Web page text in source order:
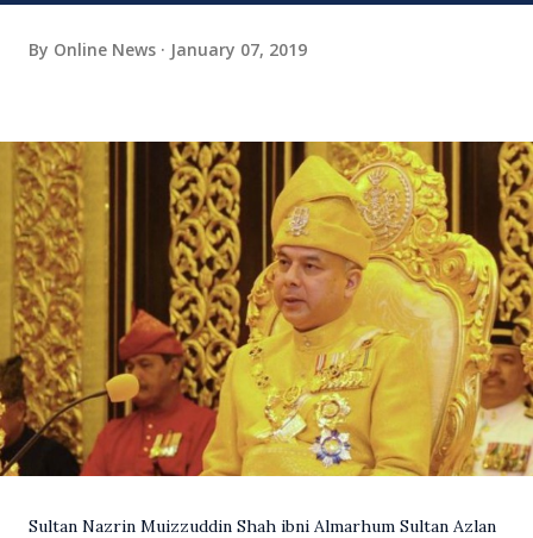
By Online News January 07, 2019
Sultan Nazrin Muizzuddin Shah ibni Almarhum Sultan Azlan